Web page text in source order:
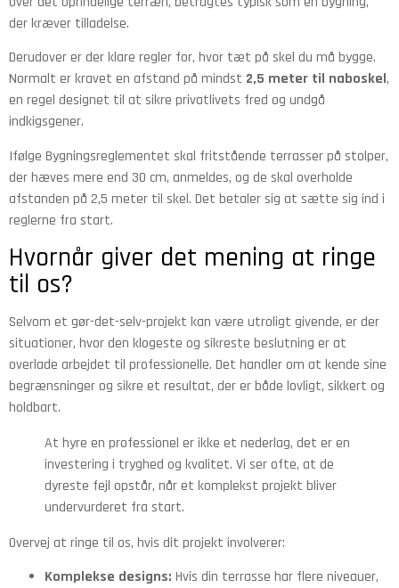
der kræver tilladelse.
Derudover er der klare regler for, hvor tæt på skel du må bygge.
Normalt er kravet en afstand på mindst 2,5 meter til naboskel,
en regel designet til at sikre privatlivets fred og undgå
indkigsgener.
Ifølge Bygningsreglementet skal fritstående terrasser på stolper,
der hæves mere end 30 cm, anmeldes, og de skal overholde
afstanden på 2,5 meter til skel. Det betaler sig at sætte sig ind i
reglerne fra start.
Hvornår giver det mening at ringe
til os?
Selvom et gør-det-selv-projekt kan være utroligt givende, er der
situationer, hvor den klogeste og sikreste beslutning er at
overlade arbejdet til professionelle. Det handler om at kende sine
begrænsninger og sikre et resultat, der er både lovligt, sikkert og
holdbart.
At hyre en professionel er ikke et nederlag, det er en
investering i tryghed og kvalitet. Vi ser ofte, at de
dyreste fejl opstår, når et komplekst projekt bliver
undervurderet fra start.
Overvej at ringe til os, hvis dit projekt involverer:
Komplekse designs: Hvis din terrasse har flere niveauer,